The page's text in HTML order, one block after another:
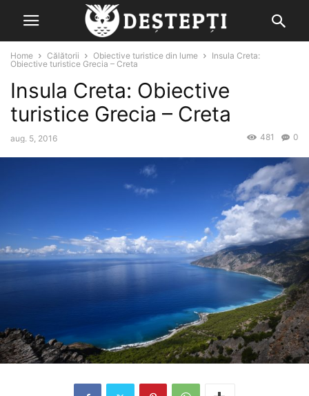
Home Călătorii Obiective turistice din lume
Insula Creta:
Obiective turistice Grecia – Creta
Insula Creta: Obiective
turistice Grecia – Creta
aug. 5, 2016 0
481